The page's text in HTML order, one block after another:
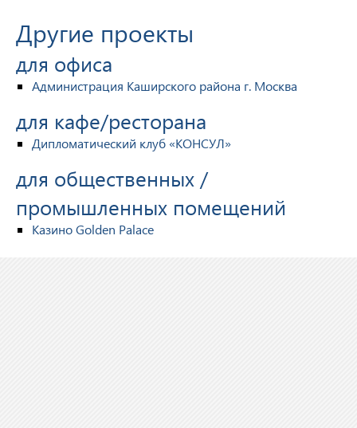
Другие проекты
для офиса
Администрация Каширского района г. Москва
для кафе/ресторана
Дипломатический клуб «КОНСУЛ»
для общественных /
промышленных помещений
Казино Golden Palace